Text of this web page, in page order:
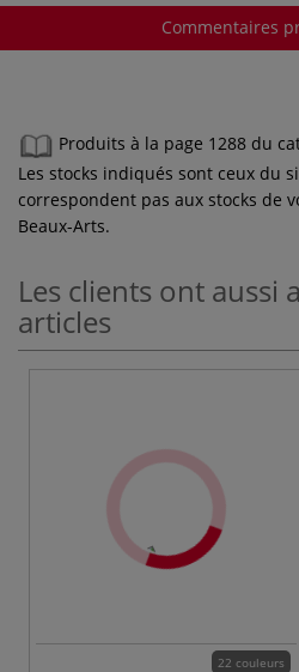
Commentaires
Produits à la page 1288 du
Les stocks indiqués sont ceux du
correspondent pas aux stocks de
Beaux-Arts.
Les clients ont aussi
articles
22 couleurs